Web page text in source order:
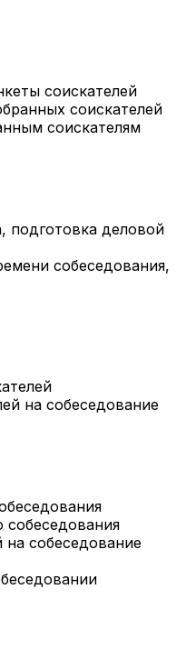
соискателей
соискателей
соискателям
подготовка деловой
собеседования,
на собеседование
собеседования
на собеседование